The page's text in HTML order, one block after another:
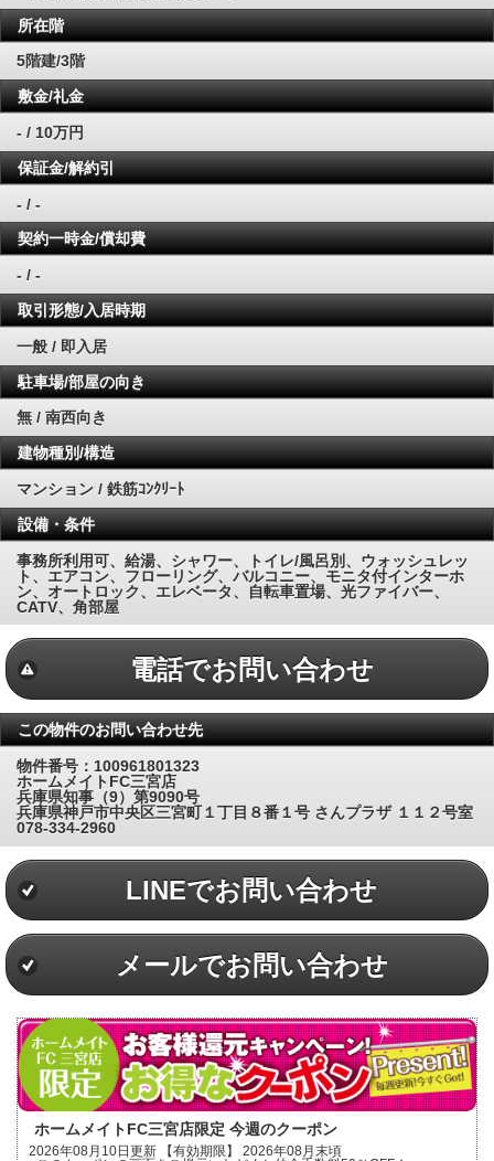
所在階
5階建/3階
敷金/礼金
- / 10万円
保証金/解約引
- / -
契約一時金/償却費
- / -
取引形態/入居時期
一般 / 即入居
駐車場/部屋の向き
無 / 南西向き
建物種別/構造
マンション / 鉄筋ｺﾝｸﾘｰﾄ
設備・条件
事務所利用可、給湯、シャワー、トイレ/風呂別、ウォッシュレッ
ト、エアコン、フローリング、バルコニー、モニタ付インターホ
ン、オートロック、エレベータ、自転車置場、光ファイバー、
CATV、角部屋
電話でお問い合わせ
この物件のお問い合わせ先
物件番号：100961801323
ホームメイトFC三宮店
兵庫県知事（9）第9090号
兵庫県神戸市中央区三宮町１丁目８番１号 さんプラザ １１２号室
078-334-2960
LINEでお問い合わせ
メールでお問い合わせ
ホームメイトFC三宮店限定 今週のクーポン
2026年08月10日更新 【有効期限】 2026年08月末頃